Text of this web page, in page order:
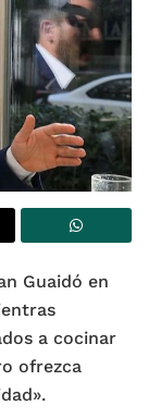
Guaidó en
a cocinar
ofrezca